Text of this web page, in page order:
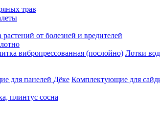
трав
растений от болезней и вредителей
вибропрессованная (послойно) Лотки
для панелей Дёке Комплектующие для
плинтус сосна